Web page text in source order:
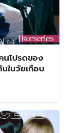
นโปรดของ
ในวัยเกือบ